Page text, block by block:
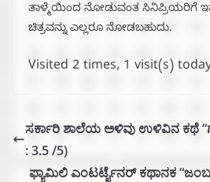
ತಾಳ್ಮೆಯಿಂದ ನೋಡುವಂತ ಸಿನಿಪ್ರಿಯರಿಗೆ
ಚಿತ್ರವನ್ನು ಎಲ್ಲರೂ ನೋಡಬಹುದು.
Visited 2 times, 1 visit(s)
ಸರ್ಕಾರಿ ಶಾಲೆಯ ಅಳಿವು ಉಳಿವಿನ ಕಥೆ
: 3.5 /5)
ಫ್ಯಾಮಿಲಿ ಎಂಟರ್ಟೈನರ್ ಕಥಾನಕ